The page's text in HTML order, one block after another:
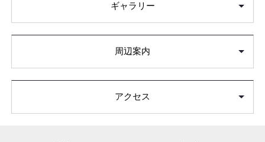
ギャラリー
周辺案内
アクセス